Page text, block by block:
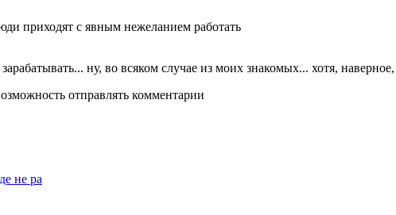
приходят с явным нежеланием работать
ну, во всяком случае из моих знакомых... хотя,
отправлять комментарии
не ра